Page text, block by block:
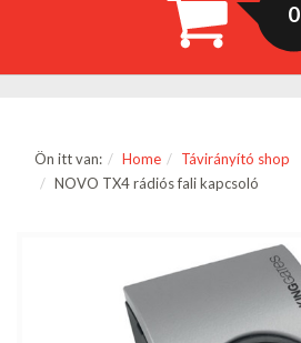
0
Ön itt van: Home
Távirányító shop
NOVO TX4 rádiós fali kapcsoló